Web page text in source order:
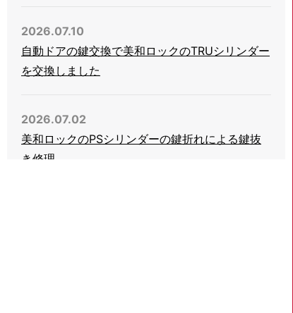
2026.07.10
自動ドアの鍵交換で美和ロックのTRUシリンダー
を交換しました
2026.07.02
美和ロックのPSシリンダーの鍵折れによる鍵抜
き修理